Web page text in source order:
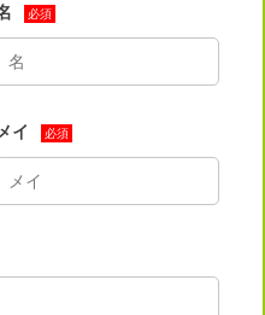
必須
メイ 必須